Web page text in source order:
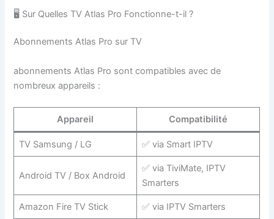
🖥️ Sur Quelles TV Atlas Pro Fonctionne-t-il ?
Abonnements Atlas Pro sur TV
abonnements Atlas Pro sont compatibles avec de
nombreux appareils :
Appareil Compatibilité
TV Samsung / LG ✅ via Smart IPTV
Android TV / Box Android
✅ via TiviMate, IPTV
Smarters
Amazon Fire TV Stick ✅ via IPTV Smarters